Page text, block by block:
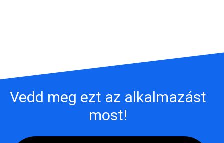
Vedd meg ezt az alkalmazást
most!